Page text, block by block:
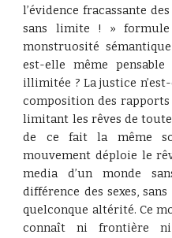
l’évidence fracassante
sans limite ! »
monstruosité
est-elle même
illimitée ? La justice
composition des
limitant les rêves de toute
de ce fait la même
mouvement déploie le
media d’un monde
différence des sexes,
quelconque altérité. Ce
connaît ni frontière